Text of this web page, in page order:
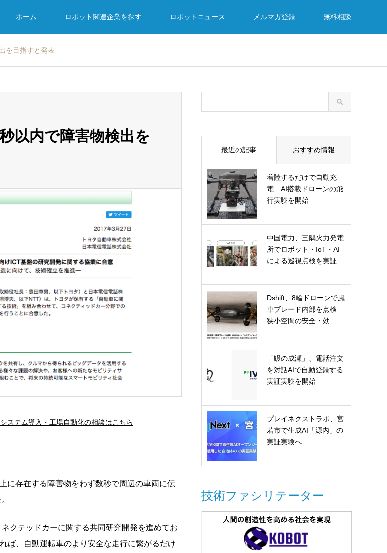
ホーム ロボット関連企業を探す ロボットニュース メルマガ登録 無料相談
を目指すと発表
以内で障害物検出を
ステム導入・工場自動化の相談はこちら
に存在する障害物をわず数秒で周辺の車両に伝
クテッドカーに関する共同研究開発を進めてお
ば、自動運転車のより安全な走行に繋がるだけ
最近の記事 おすすめ情報
着陸するだけで自動充
電 AI搭載ドローンの飛
行実験を開始
中国電力、三隅火力発電
所でロボット・IoT・AI
による巡視点検を実証
Dshift、8輪ドローンで風
車ブレード内部を点検
狭小空間の安全・効…
「鰻の成瀬」、電話注文
を対話AIで自動登録する
実証実験を開始
プレイネクストラボ、宮
若市で生成AI「源内」の
実証実験へ
技術ファシリテーター